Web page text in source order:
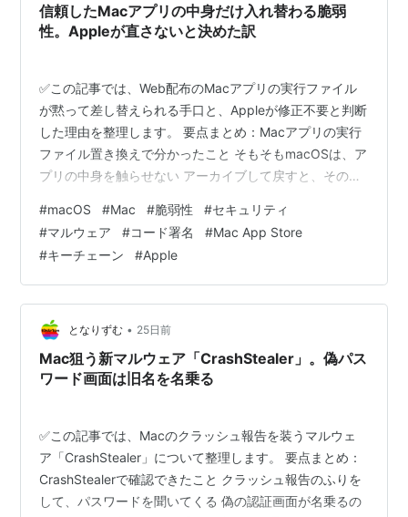
信頼したMacアプリの中身だけ入れ替わる脆弱
性。Appleが直さないと決めた訳
✅この記事では、Web配布のMacアプリの実行ファイル
が黙って差し替えられる手口と、Appleが修正不要と判断
した理由を整理します。 要点まとめ：Macアプリの実行
ファイル置き換えで分かったこと そもそもmacOSは、ア
プリの中身を触らせない アーカイブして戻すと、その保
Appleが「直さない」と決めた理由 自分のMacは関係が
あるか 海外の反応：「普通の人はやらない」と「うちの
母はやる」 ひとこと：筋の通った結論と、閉じ方は別の
話 まとめ：見慣れたアイコンは、中身の身元証明ではな
い どうも、となりです。 Macにアプリを入れて、一度起
動す…
#macOS #Mac #脆弱性 #セキュリティ
#マルウェア #コード署名 #Mac App Store
#キーチェーン #Apple
となりずむ • 25日前
Mac狙う新マルウェア「CrashStealer」。偽パス
ワード画面は旧名を名乗る
✅この記事では、Macのクラッシュ報告を装うマルウェ
ア「CrashStealer」について整理します。 要点まとめ：
CrashStealerで確認できたこと クラッシュ報告のふりを
して、パスワードを聞いてくる 偽の認証画面が名乗るの